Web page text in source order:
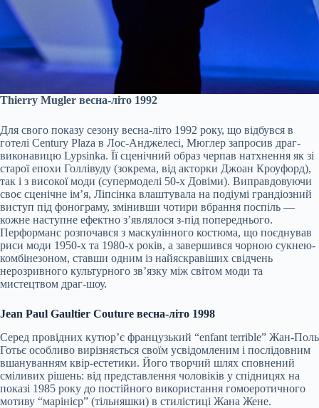
Thierry Mugler весна-літо 1992
Для свого показу сезону весна-літо 1992 року, що відбувся в
готелі Century Plaza в Лос-Анджелесі, Мюглер запросив драг-
виконавицю Lypsinka. Її сценічний образ черпав натхнення як зі
старої епохи Голлівуду (зокрема, від акторки Джоан Кроуфорд),
так і з високої моди (супермоделі 50-х Довіми). Виправдовуючи
своє сценічне ім’я, Ліпсінка влаштувала на подіумі грандіозний
виступ під фонограму, змінивши чотири вбрання поспіль —
кожне наступне ефектно з’являлося з-під попереднього.
Перформанс розпочався з маскулінного костюма, що поєднував
риси моди 1950-х та 1980-х років, а завершився чорною сукнею-
комбінезоном, ставши одним із найяскравіших свідчень
нерозривного культурного зв’язку між світом моди та
мистецтвом драг-шоу.
Jean Paul Gaultier Сouture весна-літо 1998
Серед провідних кутюр’є французький “enfant terrible” Жан-Поль
Готьє особливо вирізняється своїм усвідомленим і послідовним
вшануванням квір-естетики. Його творчий шлях сповнений
сміливих рішень: від представлення чоловіків у спідницях на
показі 1985 року до постійного використання гомоеротичного
мотиву “марінієр” (тільняшки) в стилістиці Жана Жене.